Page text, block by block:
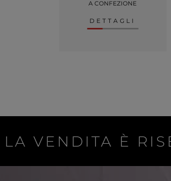
A CONFEZIONE
DETTAGLI
LA VENDITA È